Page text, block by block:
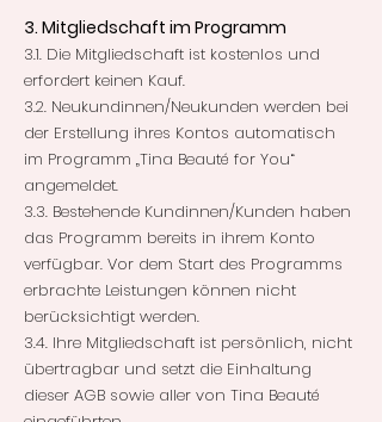
3. Mitgliedschaft im Programm
3.1. Die Mitgliedschaft ist kostenlos und
erfordert keinen Kauf.
3.2. Neukundinnen/Neukunden werden bei
der Erstellung ihres Kontos automatisch
im Programm „Tina Beauté for You“
angemeldet.
3.3. Bestehende Kundinnen/Kunden haben
das Programm bereits in ihrem Konto
verfügbar. Vor dem Start des Programms
erbrachte Leistungen können nicht
berücksichtigt werden.
3.4. Ihre Mitgliedschaft ist persönlich, nicht
übertragbar und setzt die Einhaltung
dieser AGB sowie aller von Tina Beauté